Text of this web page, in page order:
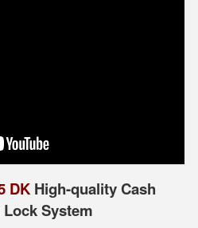
DK High-quality Cash
System